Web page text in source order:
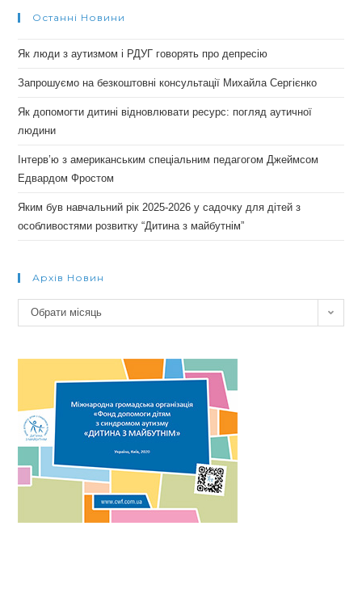
Останні Новини
Як люди з аутизмом і РДУГ говорять про депресію
Запрошуємо на безкоштовні консультації Михайла Сергієнко
Як допомогти дитині відновлювати ресурс: погляд аутичної
людини
Інтерв’ю з американським спеціальним педагогом Джеймсом
Едвардом Фростом
Яким був навчальний рік 2025-2026 у садочку для дітей з
особливостями розвитку “Дитина з майбутнім”
Архів Новин
Архів
новин
Обрати місяць